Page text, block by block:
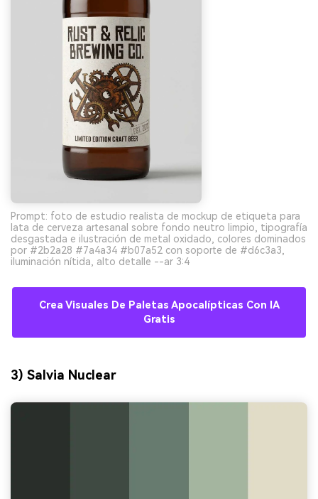
Prompt: foto de estudio realista de mockup de etiqueta para
lata de cerveza artesanal sobre fondo neutro limpio, tipografía
desgastada e ilustración de metal oxidado, colores dominados
por #2b2a28 #7a4a34 #b07a52 con soporte de #d6c3a3,
iluminación nítida, alto detalle --ar 3:4
Crea Visuales De Paletas Apocalípticas Con IA
Gratis
3) Salvia Nuclear